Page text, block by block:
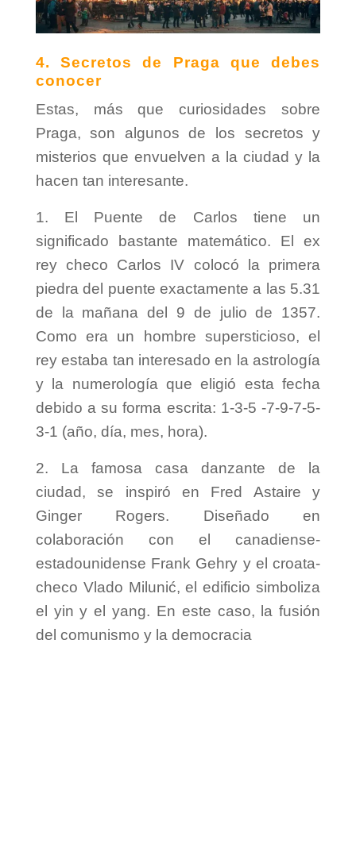
4. Secretos de Praga que debes
conocer
Estas, más que curiosidades sobre
Praga, son algunos de los secretos y
misterios que envuelven a la ciudad y la
hacen tan interesante.
1. El Puente de Carlos tiene un
significado bastante matemático. El ex
rey checo Carlos IV colocó la primera
piedra del puente exactamente a las 5.31
de la mañana del 9 de julio de 1357.
Como era un hombre supersticioso, el
rey estaba tan interesado en la astrología
y la numerología que eligió esta fecha
debido a su forma escrita: 1-3-5 -7-9-7-5-
3-1 (año, día, mes, hora).
2. La famosa casa danzante de la
ciudad, se inspiró en Fred Astaire y
Ginger Rogers. Diseñado en
colaboración con el canadiense-
estadounidense Frank Gehry y el croata-
checo Vlado Milunić, el edificio simboliza
el yin y el yang. En este caso, la fusión
del comunismo y la democracia